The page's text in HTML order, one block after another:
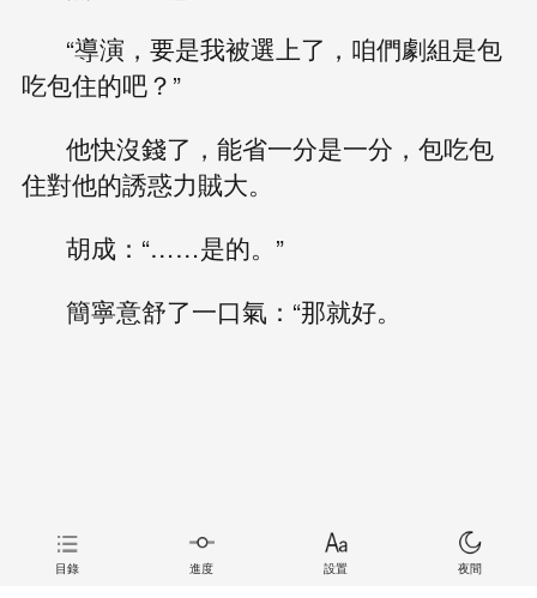
“導演，要是我被選上了，咱們劇組是包
吃包住的吧？”
他快沒錢了，能省一分是一分，包吃包
住對他的誘惑力賊大。
胡成：“……是的。”
簡寧意舒了一口氣：“那就好。
目錄 進度 設置 夜間